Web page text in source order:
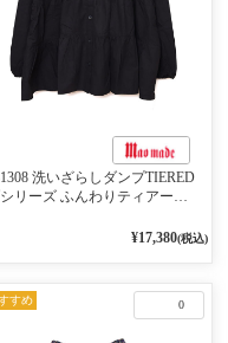
洗いざらしダンプTIERED
リーズ ふんわりティアード
¥17,380(税込)
0
すめ